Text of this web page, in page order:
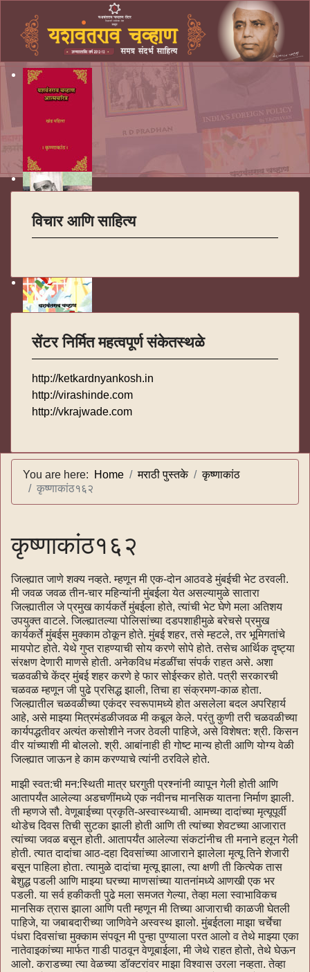
विचार आणि साहित्य
सेंटर निर्मित महत्वपूर्ण संकेतस्थळे
http://ketkardnyankosh.in
http://virashinde.com
http://vkrajwade.com
You are here: Home मराठी पुस्तके
कृष्णाकांठ
कृष्णाकांठ१६२
कृष्णाकांठ१६२
जिल्ह्यात जाणे शक्य नव्हते. म्हणून मी एक-दोन आठवडे मुंबईची भेट ठरवली.
मी जवळ जवळ तीन-चार महिन्यांनी मुंबईला येत असल्यामुळे सातारा
जिल्ह्यातील जे प्रमुख कार्यकर्ते मुंबईला होते, त्यांची भेट घेणे मला अतिशय
उपयुक्त वाटले. जिल्ह्यातल्या पोलिसांच्या दडपशाहीमुळे बरेचसे प्रमुख
कार्यकर्ते मुंबईस मुक्काम ठोकून होते. मुंबई शहर, तसे म्हटले, तर भूमिगतांचे
मायपोट होते. येथे गुप्त राहण्याची सोय करणे सोपे होते. तसेच आर्थिक दृष्ट्या
संरक्षण देणारी माणसे होती. अनेकविध मंडळींचा संपर्क राहत असे. अशा
चळवळीचे केंद्र मुंबई शहर करणे हे फार सोईस्कर होते. पत्री सरकारची
चळवळ म्हणून जी पुढे प्रसिद्ध झाली, तिचा हा संक्रमण-काळ होता.
जिल्ह्यातील चळवळीच्या एकंदर स्वरूपामध्ये होत असलेला बदल अपरिहार्य
आहे, असे माझ्या मित्रमंडळीजवळ मी कबूल केले. परंतु कुणी तरी चळवळीच्या
कार्यपद्धतीवर अत्यंत कसोशीने नजर ठेवली पाहिजे, असे विशेषत: श्री. किसन
वीर यांच्याशी मी बोललो. श्री. आबांनाही ही गोष्ट मान्य होती आणि योग्य वेळी
जिल्ह्यात जाऊन हे काम करण्याचे त्यांनी ठरविले होते.
माझी स्वत:ची मन:स्थिती मात्र घरगुती प्रश्नांनी व्यापून गेली होती आणि
आतापर्यंत आलेल्या अडचणींमध्ये एक नवीनच मानसिक यातना निर्माण झाली.
ती म्हणजे सौ. वेणूबाईच्या प्रकृति-अस्वास्थ्याची. आमच्या दादांच्या मृत्यूपूर्वी
थोडेच दिवस तिची सुटका झाली होती आणि ती त्यांच्या शेवटच्या आजारात
त्यांच्या जवळ बसून होती. आतापर्यंत आलेल्या संकटांनीच ती मनाने हलून गेली
होती. त्यात दादांचा आठ-दहा दिवसांच्या आजाराने झालेला मृत्यू तिने शेजारी
बसून पाहिला होता. त्यामुळे दादांचा मृत्यू झाला, त्या क्षणी ती कित्येक तास
बेशुद्ध पडली आणि माझ्या घरच्या माणसांच्या यातनांमध्ये आणखी एक भर
पडली. या सर्व हकीकती पुढे मला समजत गेल्या, तेव्हा मला स्वाभाविकच
मानसिक त्रास झाला आणि पती म्हणून मी तिच्या आजाराची काळजी घेतली
पाहिजे, या जबाबदारीच्या जाणिवेने अस्वस्थ झालो. मुंबईतला माझा चर्चेचा
पंधरा दिवसांचा मुक्काम संपवून मी पुन्हा पुण्याला परत आलो व तेथे माझ्या एका
नातेवाइकांच्या मार्फत गाडी पाठवून वेणूबाईला, मी जेथे राहत होतो, तेथे घेऊन
आलो. कराडच्या त्या वेळच्या डॉक्टरांवर माझा विश्वास उरला नव्हता. तेव्हा